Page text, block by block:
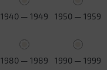
1940 — 1949 1950 — 1959
1980 — 1989 1990 — 1999